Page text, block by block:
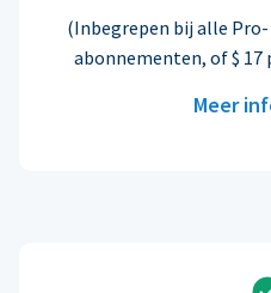
(Inbegrepen bij alle
abonnementen, of $
Meer